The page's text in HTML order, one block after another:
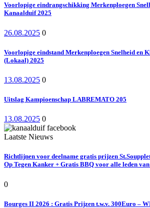
Voorlopige eindrangschikking Merkenploegen
Kanaalduif 2025
26.08.2025 0
Voorlopige eindstand Merkenploegen Snelheid en
(Lokaal) 2025
13.08.2025 0
Uitslag Kampioenschap LABREMATO 205
13.08.2025 0
Laatste Nieuws
Richtlijnen voor deelname gratis prijzen
Op Tegen Kanker + Gratis BBQ voor alle leden
0
Bourges II 2026 : Gratis Prijzen t.w.v. 300Euro –